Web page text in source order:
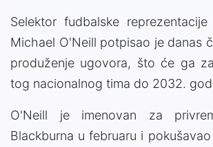
Selektor fudbalske
Michael O'Neill potpisao je danas
produženje ugovora, što će ga
tog nacionalnog tima do 2032.
O'Neill je imenovan za
Blackburna u februaru i